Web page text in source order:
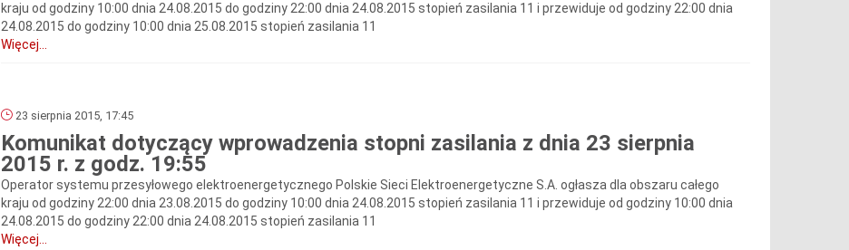
kraju od godziny 10:00 dnia 24.08.2015 do godziny 22:00 dnia 24.08.2015 stopień zasilania 11 i przewiduje od godziny 22:00 dnia
24.08.2015 do godziny 10:00 dnia 25.08.2015 stopień zasilania 11
Więcej...
23 sierpnia 2015, 17:45
Komunikat dotyczący wprowadzenia stopni zasilania z dnia 23 sierpnia
2015 r. z godz. 19:55
Operator systemu przesyłowego elektroenergetycznego Polskie Sieci Elektroenergetyczne S.A. ogłasza dla obszaru całego
kraju od godziny 22:00 dnia 23.08.2015 do godziny 10:00 dnia 24.08.2015 stopień zasilania 11 i przewiduje od godziny 10:00 dnia
24.08.2015 do godziny 22:00 dnia 24.08.2015 stopień zasilania 11
Więcej...